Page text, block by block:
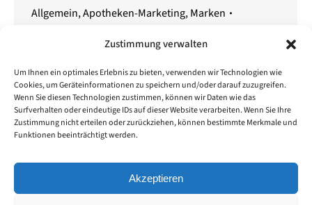
Zustimmung verwalten
Um Ihnen ein optimales Erlebnis zu bieten, verwenden wir Technologien wie
Cookies, um Geräteinformationen zu speichern und/oder darauf zuzugreifen.
Wenn Sie diesen Technologien zustimmen, können wir Daten wie das
Surfverhalten oder eindeutige IDs auf dieser Website verarbeiten. Wenn Sie Ihre
Zustimmung nicht erteilen oder zurückziehen, können bestimmte Merkmale und
Funktionen beeinträchtigt werden.
Akzeptieren
Allgemein,Apotheken-Marketing,Marken
Es gibt tolle Neuigkeiten in unserem Unternehmen:
Wir sind stolz darauf, die Übernahme des Vertriebs
von BEH Klostergarten Produkten ab diesen
November bekannt geben zu dürfen! Die steigende
Nachfrage nach natürlichen Produkten zeigt das
enorme Potenzial dieser Kategorie. Als dynamisches
Vertriebsunternehmen freuen wir uns, nun auch die
auf Natürlichkeit ausgelegten Produkte von BEH
Klostergarten in…